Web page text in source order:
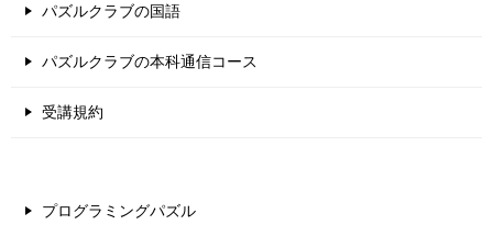
パズルクラブの国語
パズルクラブの本科通信コース
受講規約
プログラミングパズル